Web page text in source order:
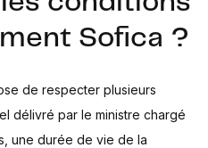
Sofica ?
de respecter plusieurs
délivré par le ministre chargé
une durée de vie de la